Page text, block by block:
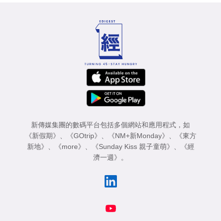
新傳媒集團的數碼平台包括多個網站和應用程式，如
《新假期》 、 《GOtrip》 、 《NM+新Monday》 、
《東方
新地》 、 《more》 、 《Sunday Kiss 親子童萌》 、
《經
濟一週》 。